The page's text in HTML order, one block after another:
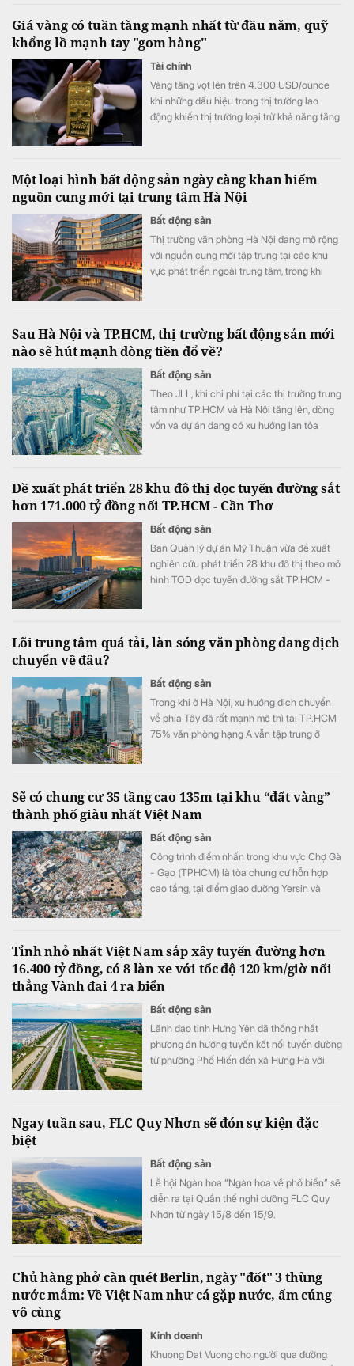
Giá vàng có tuần tăng mạnh nhất từ đầu năm, quỹ
khổng lồ mạnh tay "gom hàng"
Tài chính
Vàng tăng vọt lên trên 4.300 USD/ounce
khi những dấu hiệu trong thị trường lao
động khiến thị trường loại trừ khả năng tăng
Một loại hình bất động sản ngày càng khan hiếm
nguồn cung mới tại trung tâm Hà Nội
Bất động sản
Thị trường văn phòng Hà Nội đang mở rộng
với nguồn cung mới tập trung tại các khu
vực phát triển ngoài trung tâm, trong khi
Sau Hà Nội và TP.HCM, thị trường bất động sản mới
nào sẽ hút mạnh dòng tiền đổ về?
Bất động sản
Theo JLL, khi chi phí tại các thị trường trung
tâm như TP.HCM và Hà Nội tăng lên, dòng
vốn và dự án đang có xu hướng lan tỏa
Đề xuất phát triển 28 khu đô thị dọc tuyến đường sắt
hơn 171.000 tỷ đồng nối TP.HCM - Cần Thơ
Bất động sản
Ban Quản lý dự án Mỹ Thuận vừa đề xuất
nghiên cứu phát triển 28 khu đô thị theo mô
hình TOD dọc tuyến đường sắt TP.HCM -
Lõi trung tâm quá tải, làn sóng văn phòng đang dịch
chuyển về đâu?
Bất động sản
Trong khi ở Hà Nội, xu hướng dịch chuyển
về phía Tây đã rất mạnh mẽ thì tại TP.HCM
75% văn phòng hạng A vẫn tập trung ở
Sẽ có chung cư 35 tầng cao 135m tại khu “đất vàng”
thành phố giàu nhất Việt Nam
Bất động sản
Công trình điểm nhấn trong khu vực Chợ Gà
- Gạo (TPHCM) là tòa chung cư hỗn hợp
cao tầng, tại điểm giao đường Yersin và
Tỉnh nhỏ nhất Việt Nam sắp xây tuyến đường hơn
16.400 tỷ đồng, có 8 làn xe với tốc độ 120 km/giờ nối
thẳng Vành đai 4 ra biển
Bất động sản
Lãnh đạo tỉnh Hưng Yên đã thống nhất
phương án hướng tuyến kết nối tuyến đường
từ phường Phố Hiến đến xã Hưng Hà với
Ngay tuần sau, FLC Quy Nhơn sẽ đón sự kiện đặc
biệt
Bất động sản
Lễ hội Ngàn hoa “Ngàn hoa về phố biển” sẽ
diễn ra tại Quần thể nghỉ dưỡng FLC Quy
Nhơn từ ngày 15/8 đến 15/9.
Chủ hàng phở càn quét Berlin, ngày "đốt" 3 thùng
nước mắm: Về Việt Nam như cá gặp nước, ấm cúng
vô cùng
Kinh doanh
Khuong Dat Vuong cho người qua đường